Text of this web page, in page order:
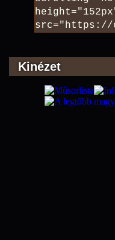
Kinézet